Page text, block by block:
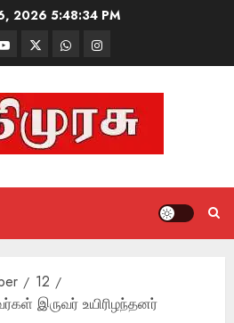
2026 5:48:35 PM
TwitterWhatsAppInstagram
12
இருவர் உயிரிழந்தனர்